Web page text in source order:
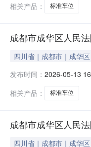
相关产品：
标准车位
成都市成华区人民
四川省｜成都市｜成华区
发布时间： 2026-05-13
相关产品：
标准车位
成都市成华区人民
四川省｜成都市｜成华区